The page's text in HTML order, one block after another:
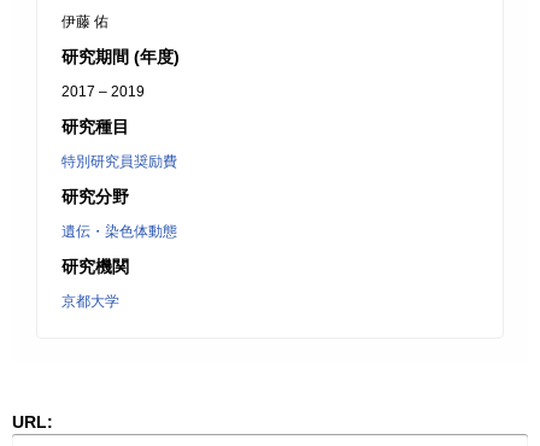
伊藤 佑
研究期間 (年度)
2017 – 2019
研究種目
特別研究員奨励費
研究分野
遺伝・染色体動態
研究機関
京都大学
URL: